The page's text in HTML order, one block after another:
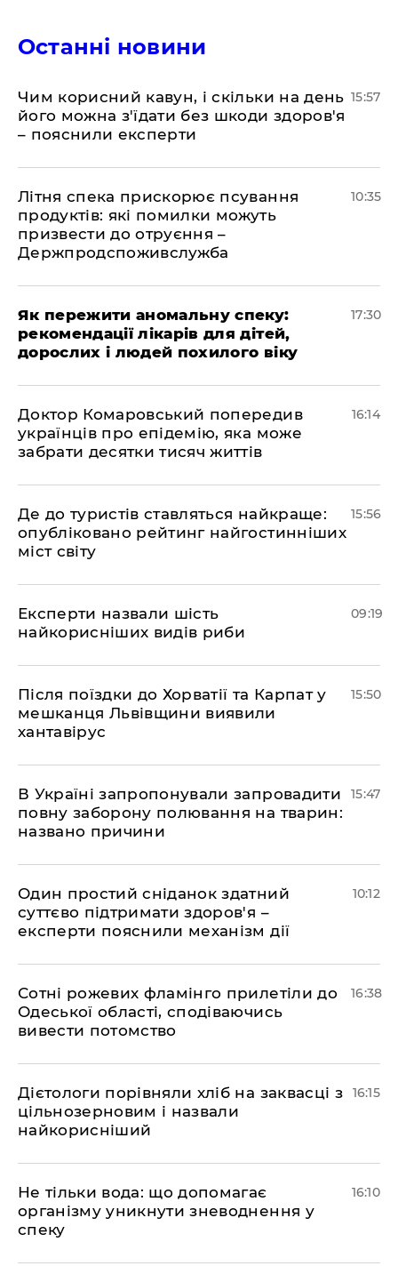
Останні новини
Чим корисний кавун, і скільки на день
його можна з'їдати без шкоди здоров'я
– пояснили експерти
15:57
Літня спека прискорює псування
продуктів: які помилки можуть
призвести до отруєння –
Держпродспоживслужба
10:35
Як пережити аномальну спеку:
рекомендації лікарів для дітей,
дорослих і людей похилого віку
17:30
Доктор Комаровський попередив
українців про епідемію, яка може
забрати десятки тисяч життів
16:14
Де до туристів ставляться найкраще:
опубліковано рейтинг найгостинніших
міст світу
15:56
Експерти назвали шість
найкорисніших видів риби
09:19
Після поїздки до Хорватії та Карпат у
мешканця Львівщини виявили
хантавірус
15:50
В Україні запропонували запровадити
повну заборону полювання на тварин:
названо причини
15:47
Один простий сніданок здатний
суттєво підтримати здоров'я –
експерти пояснили механізм дії
10:12
Сотні рожевих фламінго прилетіли до
Одеської області, сподіваючись
вивести потомство
16:38
Дієтологи порівняли хліб на заквасці з
цільнозерновим і назвали
найкорисніший
16:15
Не тільки вода: що допомагає
організму уникнути зневоднення у
спеку
16:10